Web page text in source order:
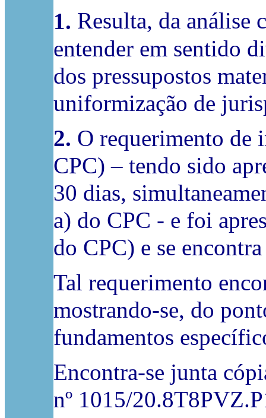
1. Resulta, da análise
entender em sentido
dos pressupostos
uniformização de
2. O requerimento de
CPC) – tendo sido
30 dias,
a) do CPC - e foi
do CPC) e se
Tal requerimento
mostrando-se, do
fundamentos
Encontra-se junta
nº 1015/